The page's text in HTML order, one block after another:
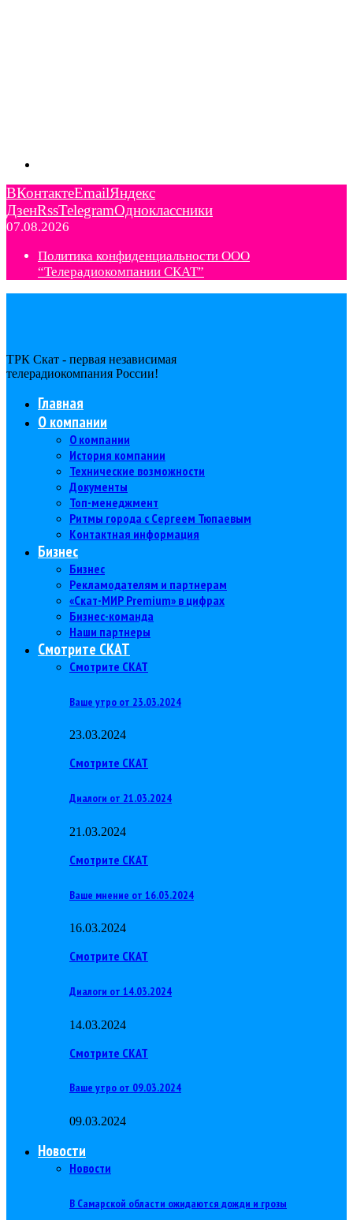
ВКонтактеEmailЯндекс
ДзенRssTelegramОдноклассники
07.08.2026
Политика конфиденциальности ООО
“Телерадиокомпании СКАТ”
ТРК Скат - первая независимая
телерадиокомпания Роcсии!
Главная
О компании
О компании
История компании
Технические возможности
Документы
Топ-менеджмент
Ритмы города с Сергеем Тюпаевым
Контактная информация
Бизнес
Бизнес
Рекламодателям и партнерам
«Скат-МИР Premium» в цифрах
Бизнес-команда
Наши партнеры
Смотрите СКАТ
Смотрите СКАТ
Ваше утро от 23.03.2024
23.03.2024
Смотрите СКАТ
Диалоги от 21.03.2024
21.03.2024
Смотрите СКАТ
Ваше мнение от 16.03.2024
16.03.2024
Смотрите СКАТ
Диалоги от 14.03.2024
14.03.2024
Смотрите СКАТ
Ваше утро от 09.03.2024
09.03.2024
Новости
Новости
В Самарской области ожидаются дожди и грозы